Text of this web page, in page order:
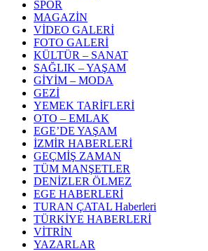
SPOR
MAGAZİN
VİDEO GALERİ
FOTO GALERİ
KÜLTÜR – SANAT
SAĞLIK – YAŞAM
GİYİM – MODA
GEZİ
YEMEK TARİFLERİ
OTO – EMLAK
EGE’DE YAŞAM
İZMİR HABERLERİ
GEÇMİŞ ZAMAN
TÜM MANŞETLER
DENİZLER ÖLMEZ
EGE HABERLERİ
TURAN ÇATAL Haberleri
TÜRKİYE HABERLERİ
VİTRİN
YAZARLAR